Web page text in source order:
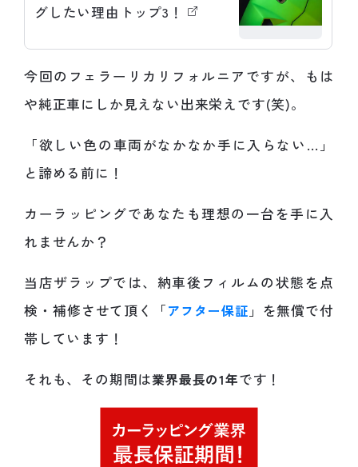
グしたい理由トップ3！
今回のフェラーリカリフォルニアですが、もは
や純正車にしか見えない出来栄えです(笑)。
「欲しい色の車両がなかなか手に入らない…」
と諦める前に！
カーラッピングであなたも理想の一台を手に入
れませんか？
当店ザラップでは、納車後フィルムの状態を点
検・補修させて頂く「アフター保証 」を無償で付
帯しています！
それも、その期間は業界最長の1年です！